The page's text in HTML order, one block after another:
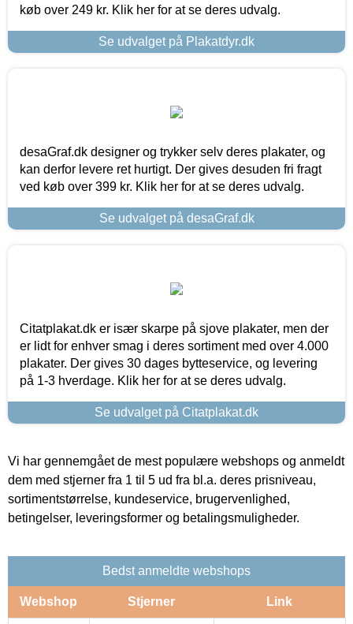
køb over 249 kr. Klik her for at se deres udvalg.
Se udvalget på Plakatdyr.dk
desaGraf.dk designer og trykker selv deres plakater, og
kan derfor levere ret hurtigt. Der gives desuden fri fragt
ved køb over 399 kr. Klik her for at se deres udvalg.
Se udvalget på desaGraf.dk
Citatplakat.dk er især skarpe på sjove plakater, men der
er lidt for enhver smag i deres sortiment med over 4.000
plakater. Der gives 30 dages bytteservice, og levering
på 1-3 hverdage. Klik her for at se deres udvalg.
Se udvalget på Citatplakat.dk
Vi har gennemgået de mest populære webshops og anmeldt
dem med stjerner fra 1 til 5 ud fra bl.a. deres prisniveau,
sortimentstørrelse, kundeservice, brugervenlighed,
betingelser, leveringsformer og betalingsmuligheder.
Bedst anmeldte webshops
Webshop Stjerner Link